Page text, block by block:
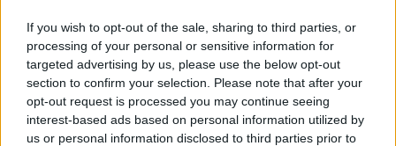
If you wish to opt-out of the sale, sharing to third parties, or
processing of your personal or sensitive information for
targeted advertising by us, please use the below opt-out
section to confirm your selection. Please note that after your
opt-out request is processed you may continue seeing
interest-based ads based on personal information utilized by
us or personal information disclosed to third parties prior to
Commissione Europea, Ursula Von der Leyen, nel suo intervento al
World Economic Forum a Davos.
“Per la prima volta nella nostra storia, l’Unione europea fornisce
aiuti militari a un paese sotto attacco. Le nostre sanzioni stanno
prosciugando l’economia russa e la macchina da guerra del
Cremlino – ha proseguito -. I nostri Stati membri si prendono cura